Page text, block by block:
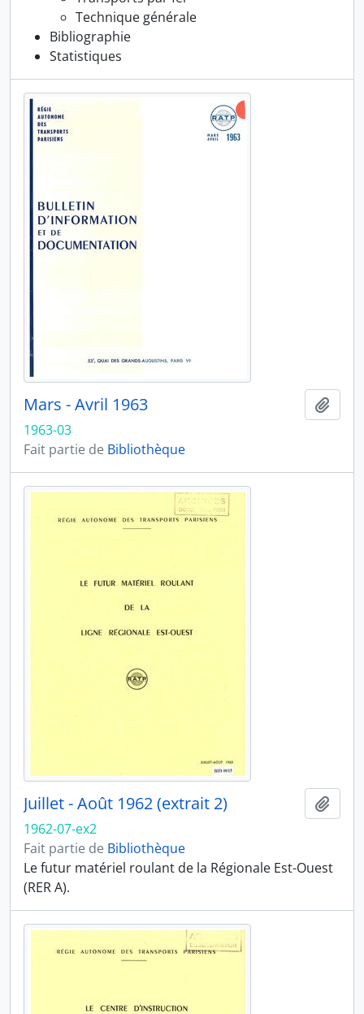
Technique générale
Bibliographie
Statistiques
Mars - Avril 1963
1963-03
Fait partie de Bibliothèque
Juillet - Août 1962 (extrait 2)
1962-07-ex2
Fait partie de Bibliothèque
Le futur matériel roulant de la Régionale Est-Ouest
(RER A).